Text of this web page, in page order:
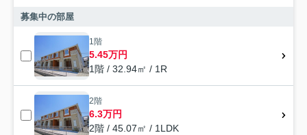
募集中の部屋
1階
5.45万円
1階 / 32.94㎡ / 1R
2階
6.3万円
2階 / 45.07㎡ / 1LDK